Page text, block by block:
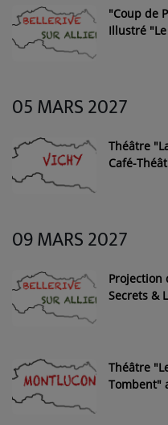
"Coup de
Illustré
05 MARS 2027
Théâtre
Café-
09 MARS 2027
Projection
Secrets &
Théâtre
Tombent"